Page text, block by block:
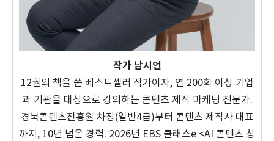
작가 남시언
12권의 책을 쓴 베스트셀러 작가이자, 연 200회 이상 기업
과 기관을 대상으로 강의하는 콘텐츠 제작 마케팅 전문가.
경북콘텐츠진흥원 차장(일반4급)부터 콘텐츠 제작사 대표
까지, 10년 넘은 경력. 2026년 EBS 클래스e <AI 콘텐츠 창